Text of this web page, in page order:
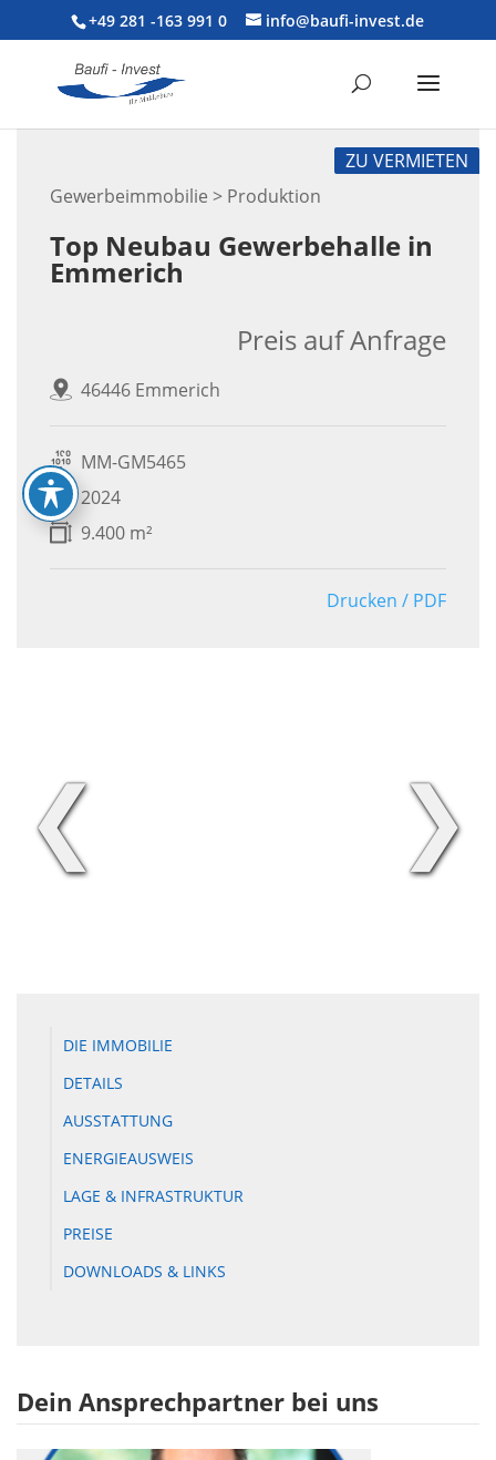
+49 281 -163 991 0 info@baufi-invest.de
Gewerbeimmobilie > Produktion
ZU VERMIETEN
Top Neubau Gewerbehalle in
Emmerich
46446 Emmerich
Preis auf Anfrage
MM-GM5465
2024
9.400 m²
Drucken / PDF
❮ ❯
DIE IMMOBILIE
DETAILS
AUSSTATTUNG
ENERGIEAUSWEIS
LAGE & INFRASTRUKTUR
PREISE
DOWNLOADS & LINKS
Dein Ansprechpartner bei uns